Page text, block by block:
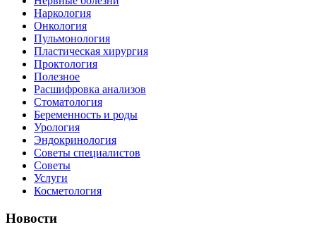
Наркология
Онкология
Пульмонология
Пластическая хирургия
Проктология
Полезное
Расшифровка анализов
Стоматология
Беременность и роды
Урология
Эндокринология
Советы специалистов
Советы
Услуги
Косметология
Новости